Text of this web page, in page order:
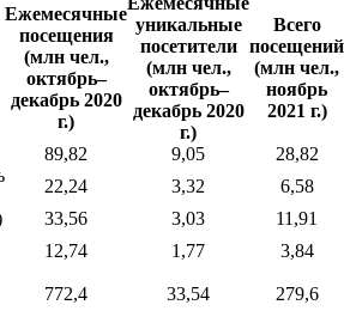
Ежемесячные
посещения
(млн чел.,
октябрь–
декабрь 2020
г.)
уникальные
посетители
(млн чел.,
октябрь–
декабрь 2020
г.)
Всего
посещений
(млн чел.,
ноябрь
2021 г.)
89,82 9,05
28,82
22,24 3,32
6,58
33,56 3,03
11,91
12,74 1,77
3,84
772,4 33,54 279,6